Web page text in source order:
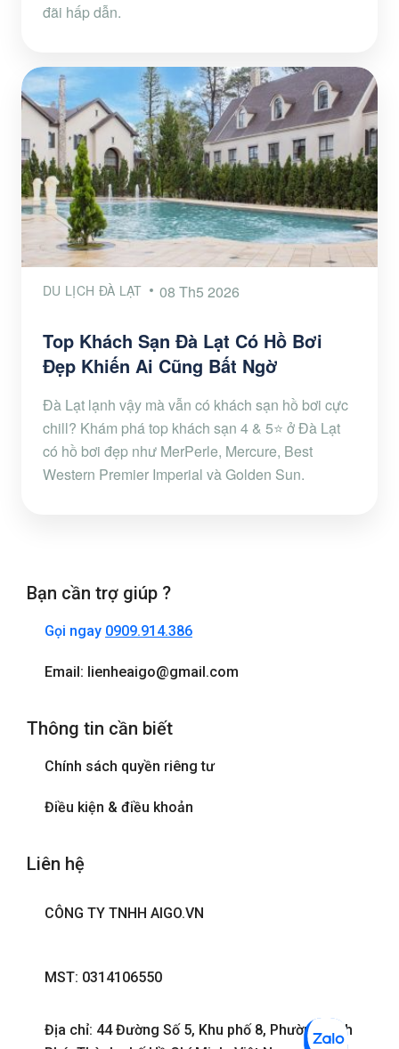
đãi hấp dẫn.
DU LỊCH ĐÀ LẠT 08 Th5 2026
Top Khách Sạn Đà Lạt Có Hồ Bơi
Đẹp Khiến Ai Cũng Bất Ngờ
Đà Lạt lạnh vậy mà vẫn có khách sạn hồ bơi cực
chill? Khám phá top khách sạn 4 & 5⭐ ở Đà Lạt
có hồ bơi đẹp như MerPerle, Mercure, Best
Western Premier Imperial và Golden Sun.
Bạn cần trợ giúp ?
Gọi ngay 0909.914.386
Email: lienheaigo@gmail.com
Thông tin cần biết
Chính sách quyền riêng tư
Điều kiện & điều khoản
Liên hệ
CÔNG TY TNHH AIGO.VN
MST: 0314106550
Địa chỉ: 44 Đường Số 5, Khu phố 8, Phường Bình